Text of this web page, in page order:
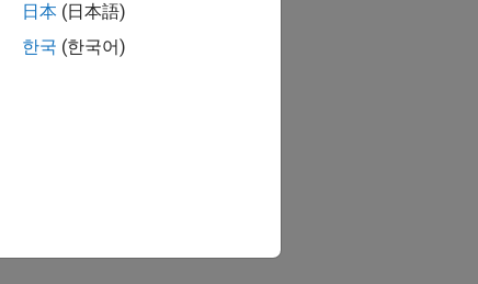
日本 (日本語)
한국 (한국어)